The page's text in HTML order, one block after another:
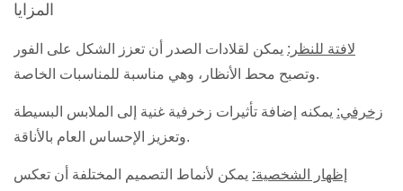
المزايا
لافتة للنظر: يمكن لقلادات الصدر أن تعزز الشكل على الفور
وتصبح محط الأنظار، وهي مناسبة للمناسبات الخاصة.
زخرفي: يمكنه إضافة تأثيرات زخرفية غنية إلى الملابس البسيطة
وتعزيز الإحساس العام بالأناقة.
إظهار الشخصية: يمكن لأنماط التصميم المختلفة أن تعكس